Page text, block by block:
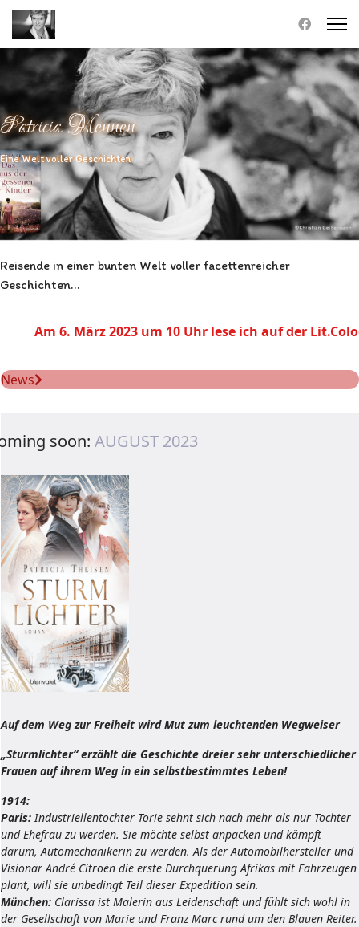
Patricia Mennen
Eine Welt voller Geschichten
Reisende in einer bunten Welt voller facettenreicher
Geschichten…
Am 6. März 2023 um 10 Uhr lese ich auf der
News
soon: AUGUST 2023
Auf dem Weg zur Freiheit wird Mut zum leuchtenden Wegweiser
„Sturmlichter“ erzählt die Geschichte dreier sehr unterschiedlicher
Frauen auf ihrem Weg in ein selbstbestimmtes Leben!
1914:
Paris:Industriellentochter Torie sehnt sich nach mehr als nur Tochter
und Ehefrau zu werden. Sie möchte selbst anpacken und kämpft
darum, Automechanikerin zu werden. Als der Automobilhersteller und
Visionär André Citroën die erste Durchquerung Afrikas mit Fahrzeugen
plant, will sie unbedingt Teil dieser Expedition sein.
München: Clarissa ist Malerin aus Leidenschaft und fühlt sich wohl in
der Gesellschaft von Marie und Franz Marc rund um den Blauen Reiter.